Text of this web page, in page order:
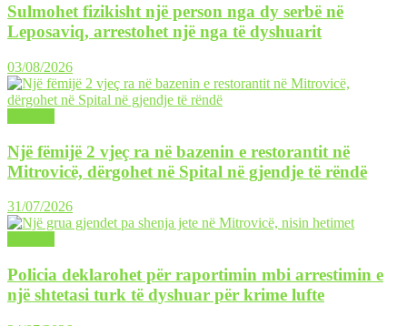
Sulmohet fizikisht një person nga dy serbë në
Leposaviq, arrestohet një nga të dyshuarit
03/08/2026
Një fëmijë 2 vjeç ra në bazenin e restorantit në
Mitrovicë, dërgohet në Spital në gjendje të rëndë
31/07/2026
Policia deklarohet për raportimin mbi arrestimin e
një shtetasi turk të dyshuar për krime lufte